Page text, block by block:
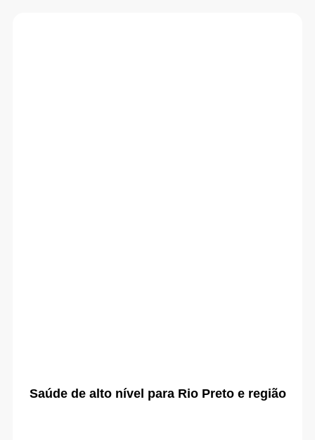
Saúde de alto nível para Rio Preto e região